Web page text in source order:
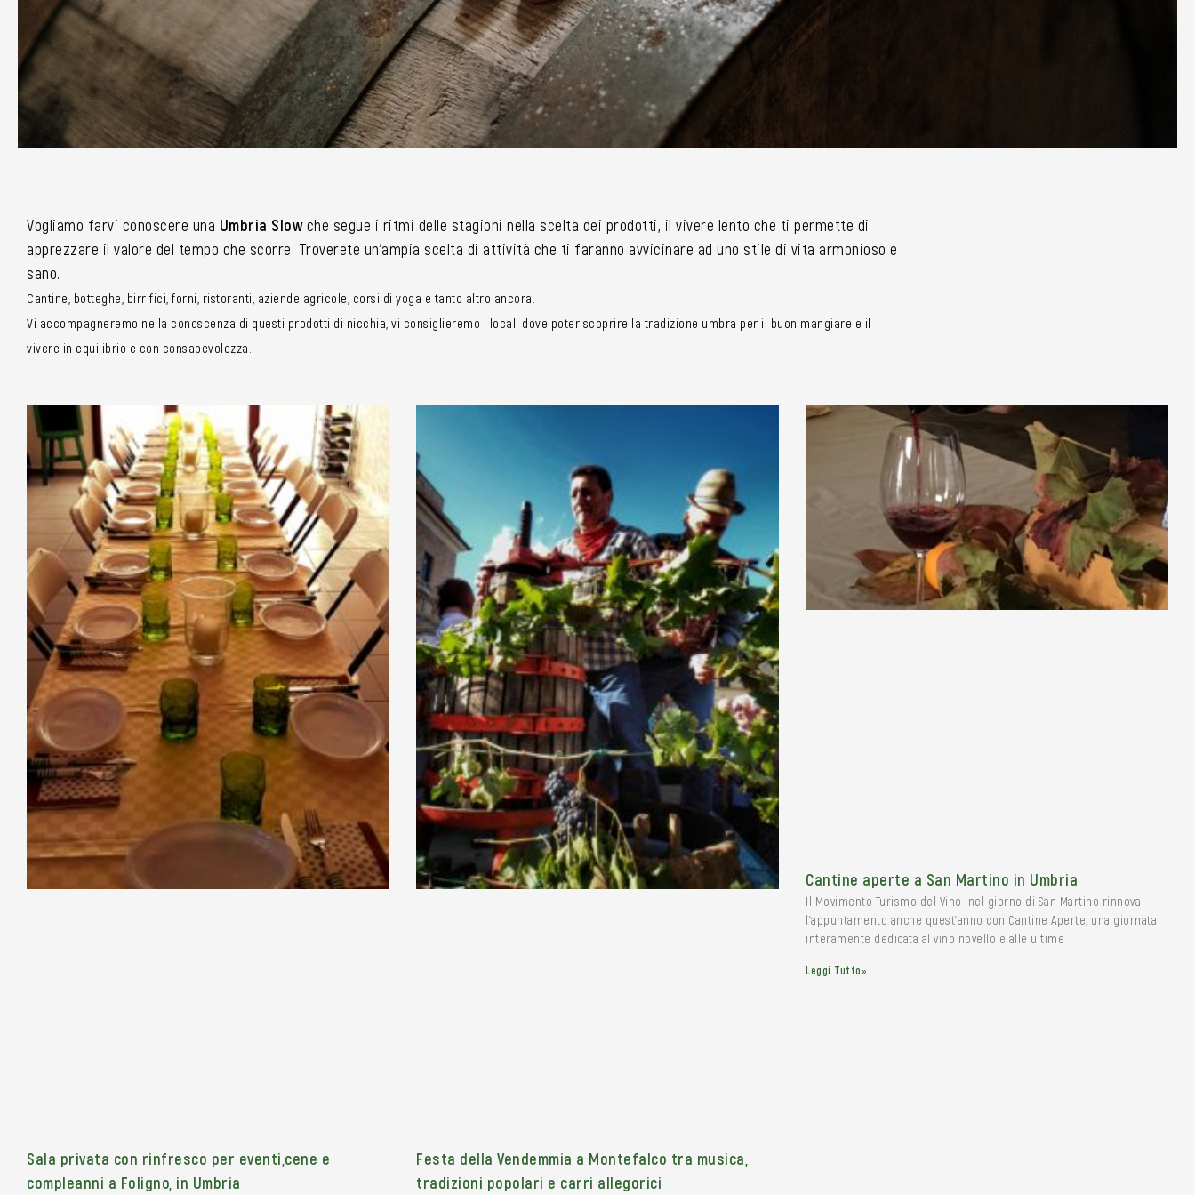
Vogliamo farvi conoscere una Umbria Slowche segue i ritmi delle stagioni nella scelta dei prodotti, il vivere lento che ti permette di
apprezzare il valore del tempo che scorre. Troverete un’ampia scelta di attività che ti faranno avvicinare ad uno stile di vita armonioso e
sano.
Cantine, botteghe, birrifici, forni, ristoranti, aziende agricole, corsi di yoga e tanto altro ancora.
Vi accompagneremo nella conoscenza di questi prodotti di nicchia, vi consiglieremo i locali dove poter scoprire la tradizione umbra per il buon mangiare e il
vivere in equilibrio e con consapevolezza.
Sala privata con rinfresco per eventi,cene e
compleanni a Foligno, in Umbria
Festa della Vendemmia a Montefalco tra musica,
tradizioni popolari e carri allegorici
Cantine aperte a San Martino in Umbria
Il Movimento Turismo del Vino nel giorno di San Martino rinnova
l’appuntamento anche quest’anno con Cantine Aperte, una giornata
interamente dedicata al vino novello e alle ultime
Leggi Tutto»